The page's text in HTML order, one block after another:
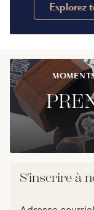
Explorez
S'inscrire à
Adresse